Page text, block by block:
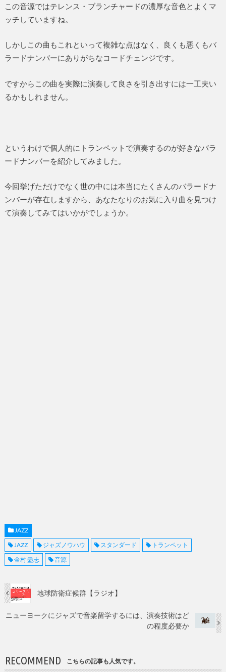
この音源ではテレンス・ブランチャードの濃厚な音色とよくマ
ッチしていますね。
しかしこの曲もこれといって複雑な点はなく、良くも悪くもバ
ラードナンバーにありがちなコードチェンジです。
ですからこの曲を実際に演奏して良さを引き出すには一工夫い
るかもしれません。
というわけで個人的にトランペットで演奏するのが好きなバラ
ードナンバーを紹介してみました。
今回挙げただけでなく世の中には本当にたくさんのバラードナ
ンバーが存在しますから、あなたなりのお気に入り曲を見つけ
て演奏してみてはいかがでしょうか。
JAZZ
JAZZ
ジャズノウハウ スタンダード
トランペット
金村 盡志
音源
地球防衛症候群【ラジオ】
ニューヨークにジャズで音楽留学するには、演奏技術はど
の程度必要か
RECOMMEND こちらの記事も人気です。